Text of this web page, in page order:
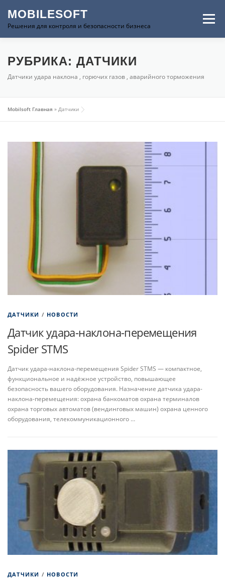
MOBILESOFT
Решения для контроля и безопасности бизнеса
Меню
ГЛАВНАЯ ПРОДУКЦИЯ КОНТАКТЫ
РУБРИКА: ДАТЧИКИ
Датчики удара наклона , горючих газов , аварийного торможения
Mobilsoft Главная » Датчики
ДАТЧИКИ / НОВОСТИ
Датчик удара-наклона-перемещения
Spider STMS
Датчик удара-наклона-перемещения Spider STMS — компактное,
функциональное и надёжное устройство, повышающее
безопасность вашего оборудования. Назначение датчика удара-
наклона-перемещения: охрана банкоматов охрана терминалов
охрана торговых автоматов (вендинговых машин) охрана ценного
оборудования, телекоммуникационного …
ДАТЧИКИ / НОВОСТИ